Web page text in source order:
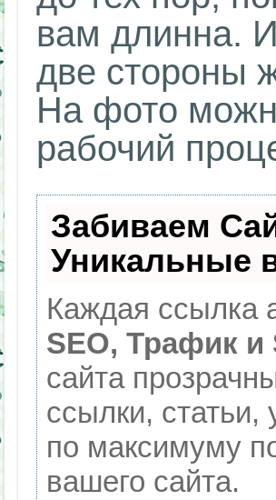
вам длинна.
две стороны
На фото
рабочий
Забиваем
Уникальные
Каждая ссылка
SEO, Трафик и
сайта
ссылки, статьи,
по максимуму
вашего сайта.